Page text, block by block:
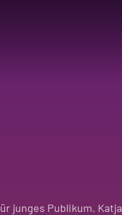
junges Publikum. Katja